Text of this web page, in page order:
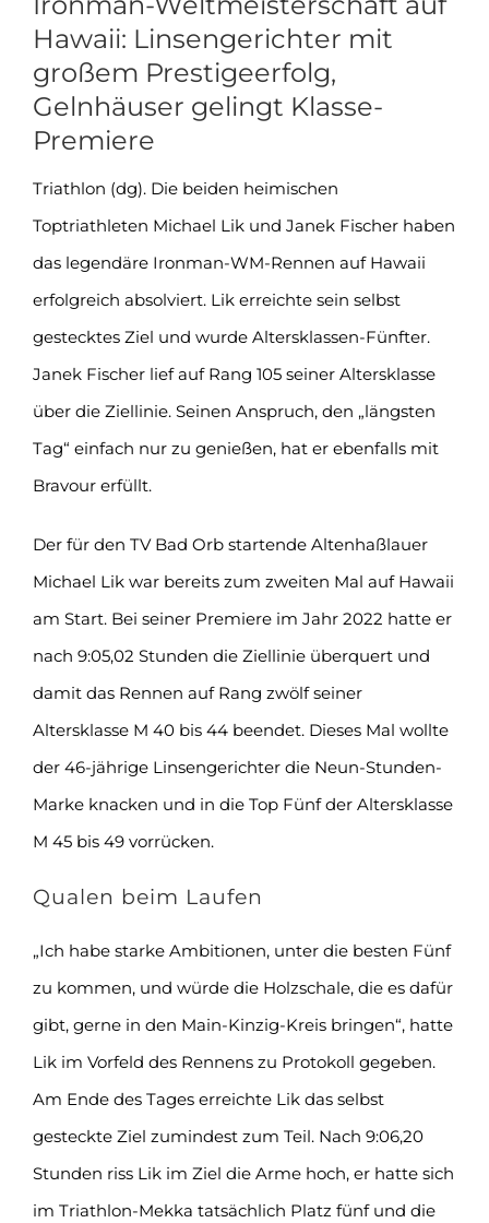
Hawaii: Linsengerichter mit
großem Prestigeerfolg,
Gelnhäuser gelingt Klasse-
Premiere
Triathlon (dg). Die beiden heimischen
Toptriathleten Michael Lik und Janek Fischer haben
das legendäre Ironman-WM-Rennen auf Hawaii
erfolgreich absolviert. Lik erreichte sein selbst
gestecktes Ziel und wurde Altersklassen-Fünfter.
Janek Fischer lief auf Rang 105 seiner Altersklasse
über die Ziellinie. Seinen Anspruch, den „längsten
Tag“ einfach nur zu genießen, hat er ebenfalls mit
Bravour erfüllt.
Der für den TV Bad Orb startende Altenhaßlauer
Michael Lik war bereits zum zweiten Mal auf Hawaii
am Start. Bei seiner Premiere im Jahr 2022 hatte er
nach 9:05,02 Stunden die Ziellinie überquert und
damit das Rennen auf Rang zwölf seiner
Altersklasse M 40 bis 44 beendet. Dieses Mal wollte
der 46-jährige Linsengerichter die Neun-Stunden-
Marke knacken und in die Top Fünf der Altersklasse
M 45 bis 49 vorrücken.
Qualen beim Laufen
„Ich habe starke Ambitionen, unter die besten Fünf
zu kommen, und würde die Holzschale, die es dafür
gibt, gerne in den Main-Kinzig-Kreis bringen“, hatte
Lik im Vorfeld des Rennens zu Protokoll gegeben.
Am Ende des Tages erreichte Lik das selbst
gesteckte Ziel zumindest zum Teil. Nach 9:06,20
Stunden riss Lik im Ziel die Arme hoch, er hatte sich
im Triathlon-Mekka tatsächlich Platz fünf und die